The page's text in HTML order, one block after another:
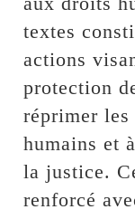
textes
actions
protection
réprimer
humains et
la justice.
renforcé